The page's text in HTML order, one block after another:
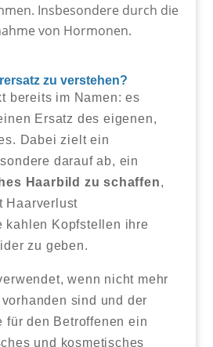
Insbesondere durch die
von Hormonen.
zu verstehen?
bereits im Namen: es
Ersatz des eigenen,
Dabei zielt ein
darauf ab, ein
Haarbild zu schaffen,
Haarverlust
kahlen Kopfstellen ihre
zu geben.
wenn nicht mehr
sind und der
für den Betroffenen ein
und kosmetisches